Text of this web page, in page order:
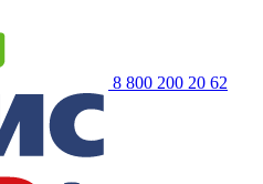
8 800 200 20 62